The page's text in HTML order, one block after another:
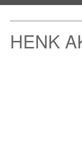
HENK